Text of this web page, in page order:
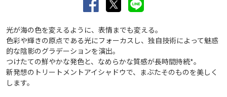
光が海の色を変えるように、表情までも変える。
色彩や輝きの原点である光にフォーカスし、独自技術によって魅惑
的な陰影のグラデーションを演出。
つけたての鮮やかな発色と、なめらかな質感が長時間持続*。
新発想のトリートメントアイシャドウで、まぶたそのものを美しく
します。